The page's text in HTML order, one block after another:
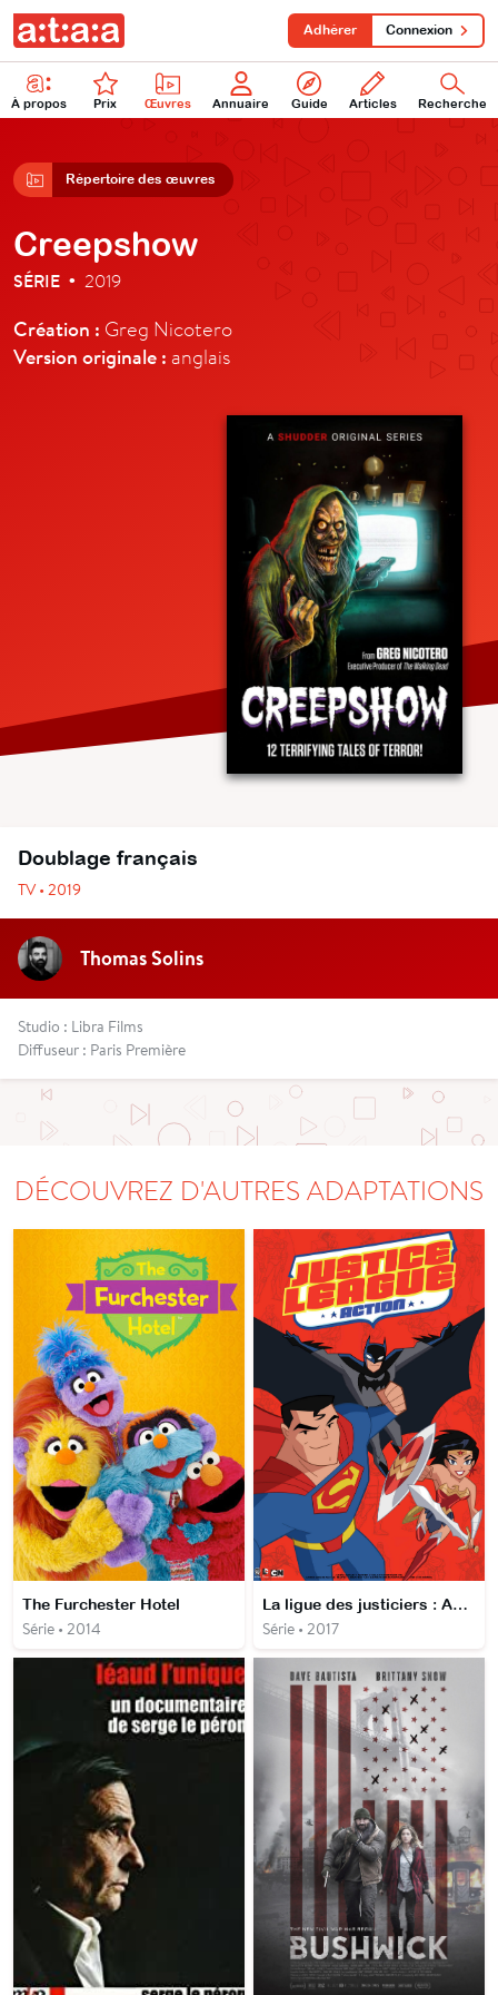
À propos Prix Œuvres Annuaire Guide Articles Recherche
Adhérer Connexion
Répertoire des œuvres
Creepshow
SÉRIE • 2019
Création : Greg Nicotero
Version originale : anglais
Doublage français
TV • 2019
Thomas Solins
Studio : Libra Films
Diffuseur : Paris Première
DÉCOUVREZ D'AUTRES ADAPTATIONS
The Furchester Hotel
Série • 2014
La ligue des justiciers : Action
Série • 2017